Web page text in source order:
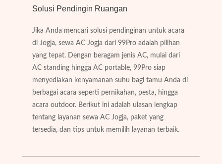
Solusi Pendingin Ruangan
Jika Anda mencari solusi pendinginan untuk acara
di Jogja, sewa AC Jogja dari 99Pro adalah pilihan
yang tepat. Dengan beragam jenis AC, mulai dari
AC standing hingga AC portable, 99Pro siap
menyediakan kenyamanan suhu bagi tamu Anda di
berbagai acara seperti pernikahan, pesta, hingga
acara outdoor. Berikut ini adalah ulasan lengkap
tentang layanan sewa AC Jogja, paket yang
tersedia, dan tips untuk memilih layanan terbaik.